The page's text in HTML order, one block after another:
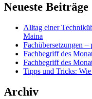
Neueste Beiträge
Alltag einer
Maina
Fachübersetzungen
Fachbegriff des
Fachbegriff des
Tipps und Tricks:
Archiv